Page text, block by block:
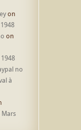
on
on
no
à
Mars